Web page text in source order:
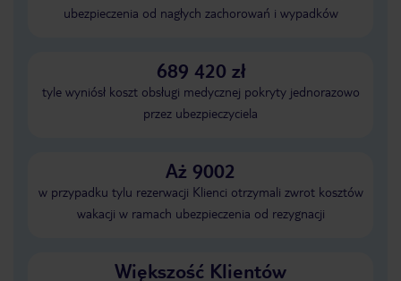
ubezpieczenia od nagłych zachorowań i wypadków
689 420 zł
tyle wyniósł koszt obsługi medycznej pokryty jednorazowo
przez ubezpieczyciela
Aż 9002
w przypadku tylu rezerwacji Klienci otrzymali zwrot kosztów
wakacji w ramach ubezpieczenia od rezygnacji
Większość Klientów